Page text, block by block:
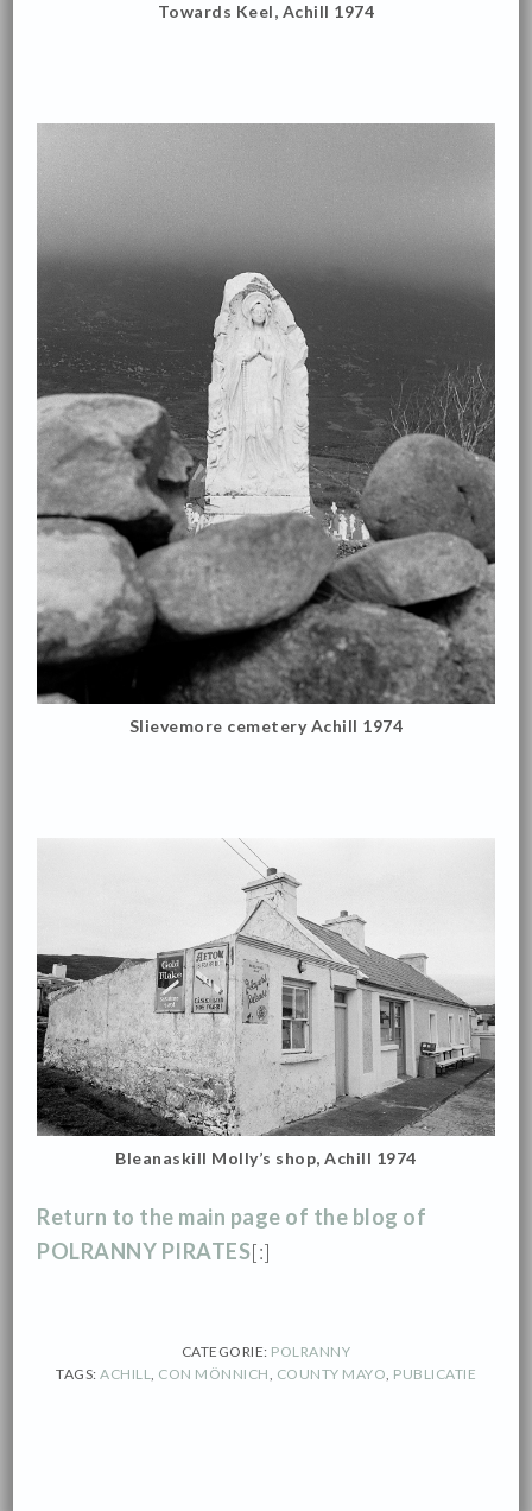
Towards Keel, Achill 1974
Slievemore cemetery Achill 1974
Bleanaskill Molly’s shop, Achill 1974
Return to the main page of the blog of
POLRANNY PIRATES[:]
CATEGORIE: POLRANNY
TAGS: ACHILL CON MÖNNICH COUNTY MAYO PUBLICATIE